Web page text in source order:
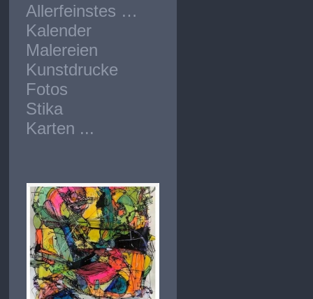
Allerfeinstes …
Kalender
Malereien
Kunstdrucke
Fotos
Stika
Karten ...